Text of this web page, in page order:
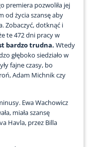
premiera pozwoliła jej
od życia szansę aby
Zobaczyć, dotknąć i
te 472 dni pracy w
bardzo trudna. Wtedy
głęboko siedziało w
fajne czasy, bo
Adam Michnik czy
Ewa Wachowicz
miała szansę
Havla, przez Billa